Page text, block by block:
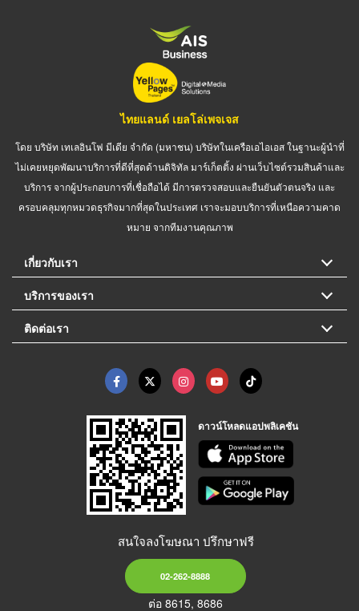
ไทยแลนด์ เยลโล่เพจเจส
โดย บริษัท เทเลอินโฟ มีเดีย จำกัด (มหาชน) บริษัทในเครือเอไอเอส ในฐานะผู้นำที่
ไม่เคยหยุดพัฒนาบริการที่ดีที่สุดด้านดิจิทัล มาร์เก็ตติ้ง ผ่านเว็บไซต์รวมสินค้าและ
บริการ จากผู้ประกอบการที่เชื่อถือได้ มีการตรวจสอบและยืนยันตัวตนจริง และ
ครอบคลุมทุกหมวดธุรกิจมากที่สุดในประเทศ เราจะมอบบริการที่เหนือความคาด
หมาย จากทีมงานคุณภาพ
เกี่ยวกับเรา
บริการของเรา
ติดต่อเรา
ดาวน์โหลดแอปพลิเคชัน
สนใจลงโฆษณา ปรึกษาฟรี
02-262-8888
ต่อ 8615, 8686